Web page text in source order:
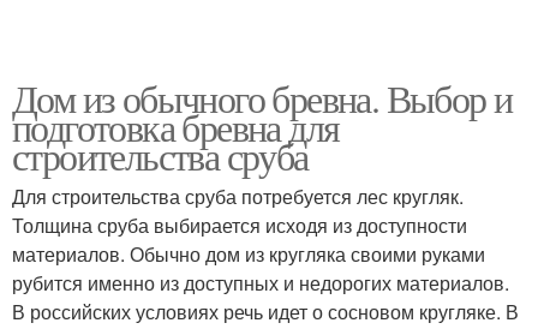
Дом из обычного бревна. Выбор и
подготовка бревна для
строительства сруба
Для строительства сруба потребуется лес кругляк.
Толщина сруба выбирается исходя из доступности
материалов. Обычно дом из кругляка своими руками
рубится именно из доступных и недорогих материалов.
В российских условиях речь идет о сосновом кругляке. В